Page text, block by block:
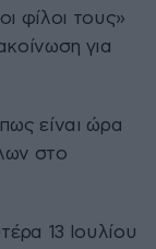
φίλοι τους»
για
είναι ώρα
στο
13 Ιουλίου